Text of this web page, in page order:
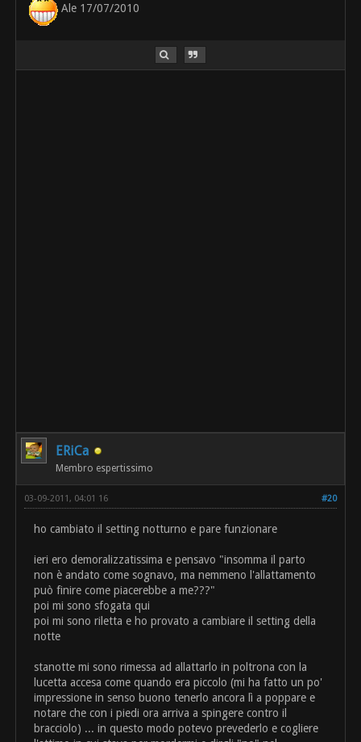
Ale 17/07/2010
ERiCa
Membro espertissimo
#20
03-09-2011, 04:01 16
ho cambiato il setting notturno e pare funzionare
ieri ero demoralizzatissima e pensavo "insomma il parto
non è andato come sognavo, ma nemmeno l'allattamento
può finire come piacerebbe a me???"
poi mi sono sfogata qui
poi mi sono riletta e ho provato a cambiare il setting della
notte
stanotte mi sono rimessa ad allattarlo in poltrona con la
lucetta accesa come quando era piccolo (mi ha fatto un po'
impressione in senso buono tenerlo ancora lì a poppare e
notare che con i piedi ora arriva a spingere contro il
bracciolo) ... in questo modo potevo prevederlo e cogliere